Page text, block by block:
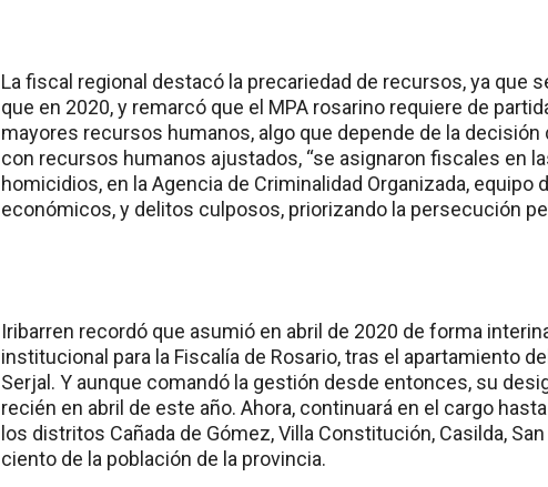
La fiscal regional destacó la precariedad de recursos, ya que
que en 2020, y remarcó que el MPA rosarino requiere de
mayores recursos humanos, algo que depende de la decisión
con recursos humanos ajustados, “se asignaron fiscales en
homicidios, en la Agencia de Criminalidad Organizada, equipo
económicos, y delitos culposos, priorizando la persecución
Iribarren recordó que asumió en abril de 2020 de forma
institucional para la Fiscalía de Rosario, tras el apartamiento
Serjal. Y aunque comandó la gestión desde entonces, su
recién en abril de este año. Ahora, continuará en el cargo
los distritos Cañada de Gómez, Villa Constitución, Casilda,
ciento de la población de la provincia.